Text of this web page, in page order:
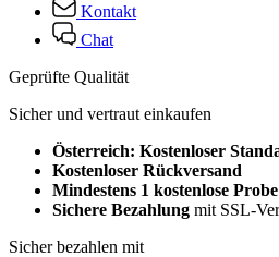
Kontakt
Chat
Geprüfte Qualität
Sicher und vertraut einkaufen
Österreich: Kostenloser
Kostenloser Rückversand
Mindestens 1 kostenlose Probe
Sichere Bezahlung mit SSL-
Sicher bezahlen mit